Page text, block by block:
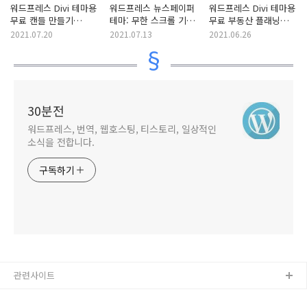
워드프레스 Divi 테마용
무료 캔들 만들기
(Candle Making)
2021.07.20
워드프레스 뉴스페이퍼
테마: 무한 스크롤 기능
설정하기
2021.07.13
워드프레스 Divi 테마용
무료 부동산 플래닝
(Estate Planning)
2021.06.26
30분전
워드프레스, 번역, 웹호스팅, 티스토리, 일상적인
소식을 전합니다.
구독하기
관련사이트